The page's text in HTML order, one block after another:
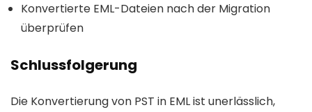
Konvertierte EML-Dateien nach der Migration
überprüfen
Schlussfolgerung
Die Konvertierung von PST in EML ist unerlässlich,